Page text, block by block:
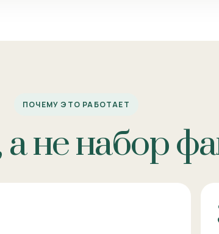
ПОЧЕМУ ЭТО РАБОТАЕТ
не набор